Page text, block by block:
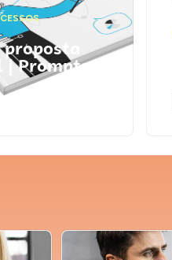
proposta
| Prompts